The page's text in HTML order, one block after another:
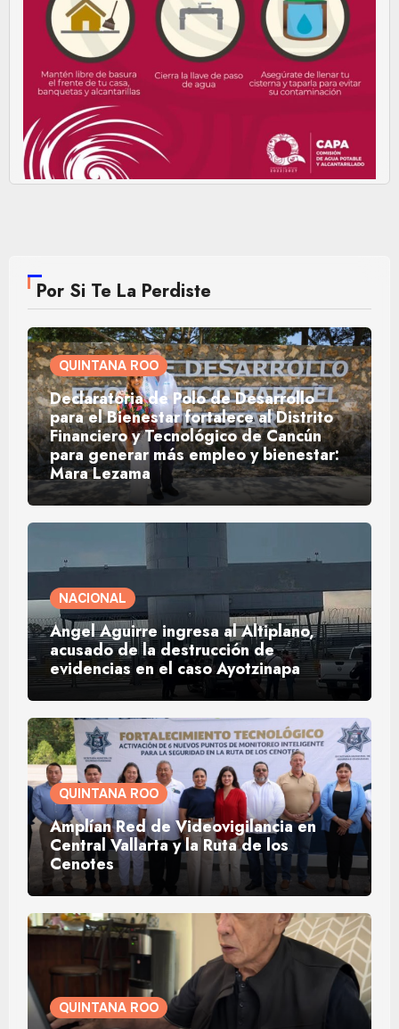
Por Si Te La Perdiste
QUINTANA ROO
Declaratoria de Polo de Desarrollo
para el Bienestar fortalece al Distrito
Financiero y Tecnológico de Cancún
para generar más empleo y bienestar:
Mara Lezama
NACIONAL
Ángel Aguirre ingresa al Altiplano,
acusado de la destrucción de
evidencias en el caso Ayotzinapa
QUINTANA ROO
Amplían Red de Videovigilancia en
Central Vallarta y la Ruta de los
Cenotes
QUINTANA ROO